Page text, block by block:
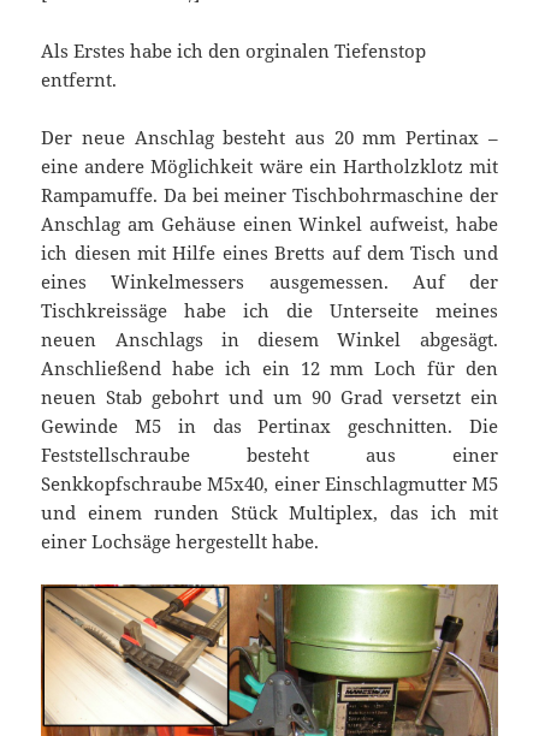
Als Erstes habe ich den orginalen Tiefenstop
entfernt.
Der neue Anschlag besteht aus 20 mm Pertinax –
eine andere Möglichkeit wäre ein Hartholzklotz mit
Rampamuffe. Da bei meiner Tischbohrmaschine der
Anschlag am Gehäuse einen Winkel aufweist, habe
ich diesen mit Hilfe eines Bretts auf dem Tisch und
eines Winkelmessers ausgemessen. Auf der
Tischkreissäge habe ich die Unterseite meines
neuen Anschlags in diesem Winkel abgesägt.
Anschließend habe ich ein 12 mm Loch für den
neuen Stab gebohrt und um 90 Grad versetzt ein
Gewinde M5 in das Pertinax geschnitten. Die
Feststellschraube besteht aus einer
Senkkopfschraube M5x40, einer Einschlagmutter M5
und einem runden Stück Multiplex, das ich mit
einer Lochsäge hergestellt habe.